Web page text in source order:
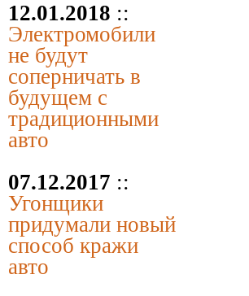
12.01.2018 ::
Электромобили
не будут
соперничать в
будущем с
традиционными
авто
07.12.2017 ::
Угонщики
придумали новый
способ кражи
авто